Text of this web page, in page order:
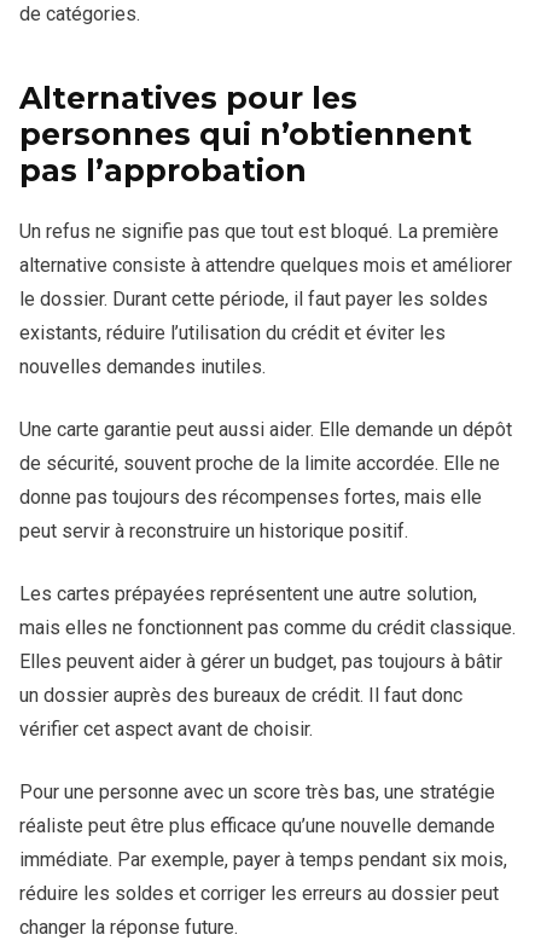
de catégories.
Alternatives pour les
personnes qui n’obtiennent
pas l’approbation
Un refus ne signifie pas que tout est bloqué. La première
alternative consiste à attendre quelques mois et améliorer
le dossier. Durant cette période, il faut payer les soldes
existants, réduire l’utilisation du crédit et éviter les
nouvelles demandes inutiles.
Une carte garantie peut aussi aider. Elle demande un dépôt
de sécurité, souvent proche de la limite accordée. Elle ne
donne pas toujours des récompenses fortes, mais elle
peut servir à reconstruire un historique positif.
Les cartes prépayées représentent une autre solution,
mais elles ne fonctionnent pas comme du crédit classique.
Elles peuvent aider à gérer un budget, pas toujours à bâtir
un dossier auprès des bureaux de crédit. Il faut donc
vérifier cet aspect avant de choisir.
Pour une personne avec un score très bas, une stratégie
réaliste peut être plus efficace qu’une nouvelle demande
immédiate. Par exemple, payer à temps pendant six mois,
réduire les soldes et corriger les erreurs au dossier peut
changer la réponse future.